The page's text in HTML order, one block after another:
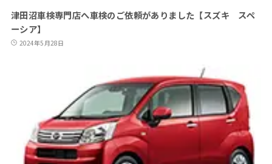
津田沼車検専門店へ車検のご依頼がありました【スズキ スペ
ーシア】
2024年5月28日